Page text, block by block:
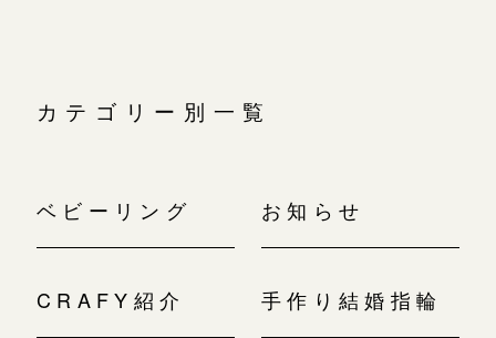
カテゴリー別一覧
ベビーリング お知らせ
CRAFY紹介 手作り結婚指輪